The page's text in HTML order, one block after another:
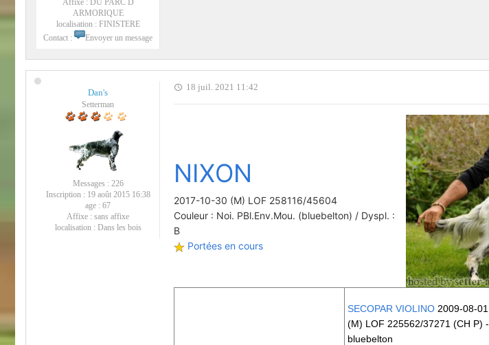
Affixe : DU PARC D
ARMORIQUE
localisation : FINISTERE
Contact :
Envoyer un message
Dan's
Setterman
Messages : 226
Inscription : 19 août 2015 16:38
age : 67
Affixe : sans affixe
localisation : Dans les bois
18 juil. 2021 11:42
NIXON
2017-10-30 (M) LOF 258116/45604
Couleur : Noi. PBl.Env.Mou. (bluebelton) / Dyspl. :
B
Portées en cours
SECOPAR VIOLINO 2009-08-01
(M) LOF 225562/37271 (CH P) -
bluebelton